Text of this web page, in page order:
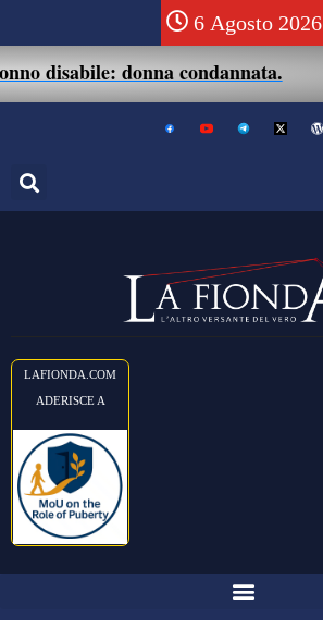
6 Agosto 2026
disabile: donna condannata.
LAFIONDA.COM
ADERISCE A